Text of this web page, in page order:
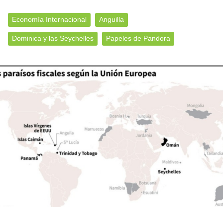
Economía Internacional Anguilla
Dominica y las Seychelles Papeles de Pandora